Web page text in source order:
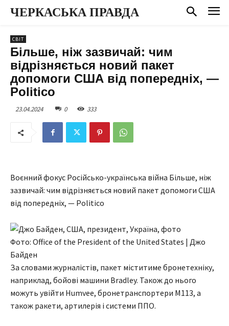
ЧЕРКАСЬКА ПРАВДА
СВІТ
Більше, ніж зазвичай: чим
відрізняється новий пакет
допомоги США від попередніх, —
Politico
23.04.2024 0 333
Воєнний фокус Російсько-українська війна Більше, ніж
зазвичай: чим відрізняється новий пакет допомоги США
від попередніх, — Politico
Фото: Office of the President of the United States | Джо
Байден
За словами журналістів, пакет міститиме бронетехніку,
наприклад, бойові машини Bradley. Також до нього
можуть увійти Humvee, бронетранспортери M113, а
також ракети, артилерія і системи ППО.